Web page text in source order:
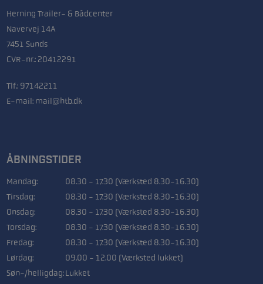
Herning Trailer- & Bådcenter
Navervej 14A
7451 Sunds
CVR-nr.: 20412291
Tlf.: 97142211
E-mail: mail@htb.dk
ÅBNINGSTIDER
Mandag:
08.30 - 17.30 (Værksted 8.30-16.30)
Tirsdag:
08.30 - 17.30 (Værksted 8.30-16.30)
Onsdag:
08.30 - 17.30 (Værksted 8.30-16.30)
Torsdag:
08.30 - 17.30 (Værksted 8.30-16.30)
Fredag:
08.30 - 17.30 (Værksted 8.30-16.30)
Lørdag:
09.00 - 12.00 (Værksted lukket)
Søn-/helligdag:Lukket